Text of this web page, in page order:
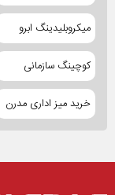
میکروبلیدینگ ابرو
کوچینگ سازمانی
خرید میز اداری مدرن